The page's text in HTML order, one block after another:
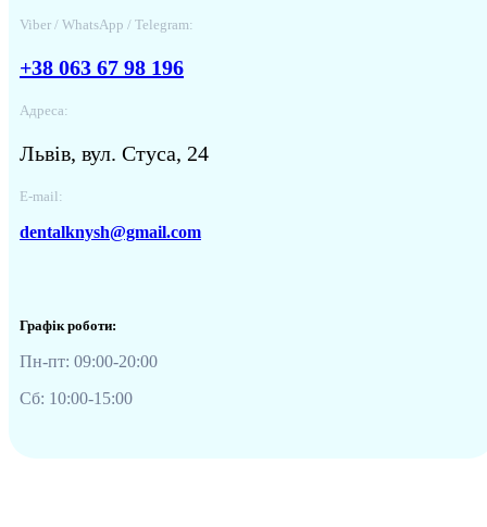
Viber / WhatsApp / Telegram:
+38 063 67 98 196
Адреса:
Львів, вул. Стуса, 24
E-mail:
dentalknysh@gmail.com
Графік роботи:
Пн-пт: 09:00-20:00
Сб: 10:00-15:00